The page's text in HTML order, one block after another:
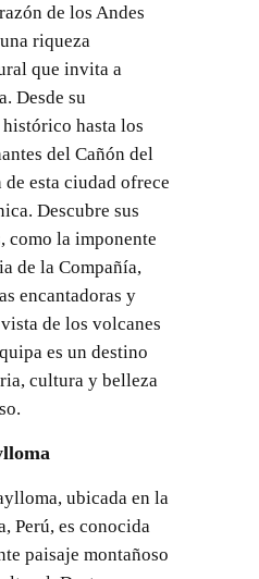
de los Andes
riqueza
que invita a
Desde su
hasta los
del Cañón del
esta ciudad ofrece
Descubre sus
como la imponente
de la Compañía,
encantadoras y
de los volcanes
es un destino
cultura y belleza
ubicada en la
Perú, es conocida
paisaje montañoso